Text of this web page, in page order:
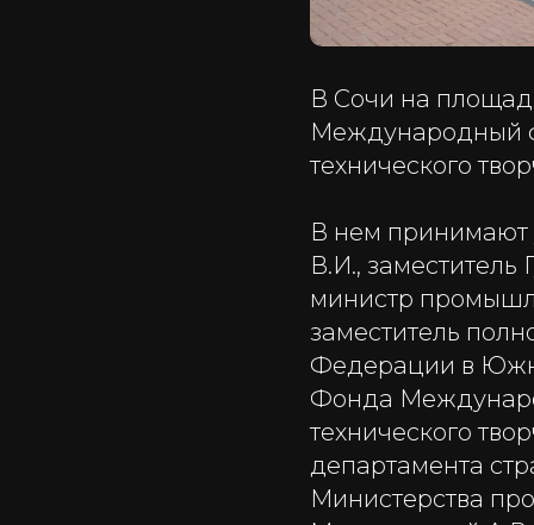
В Сочи на
Международный
технического
В нем принимают
В.И.,
министр
заместитель
Федерации в
Фонда
технического
департамента
Министерства